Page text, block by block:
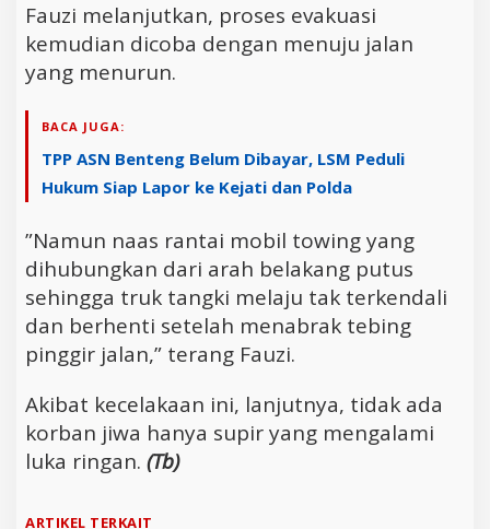
Fauzi melanjutkan, proses evakuasi
kemudian dicoba dengan menuju jalan
yang menurun.
BACA JUGA:
TPP ASN Benteng Belum Dibayar, LSM Peduli
Hukum Siap Lapor ke Kejati dan Polda
”Namun naas rantai mobil towing yang
dihubungkan dari arah belakang putus
sehingga truk tangki melaju tak terkendali
dan berhenti setelah menabrak tebing
pinggir jalan,” terang Fauzi.
Akibat kecelakaan ini, lanjutnya, tidak ada
korban jiwa hanya supir yang mengalami
luka ringan. (Tb)
ARTIKEL TERKAIT